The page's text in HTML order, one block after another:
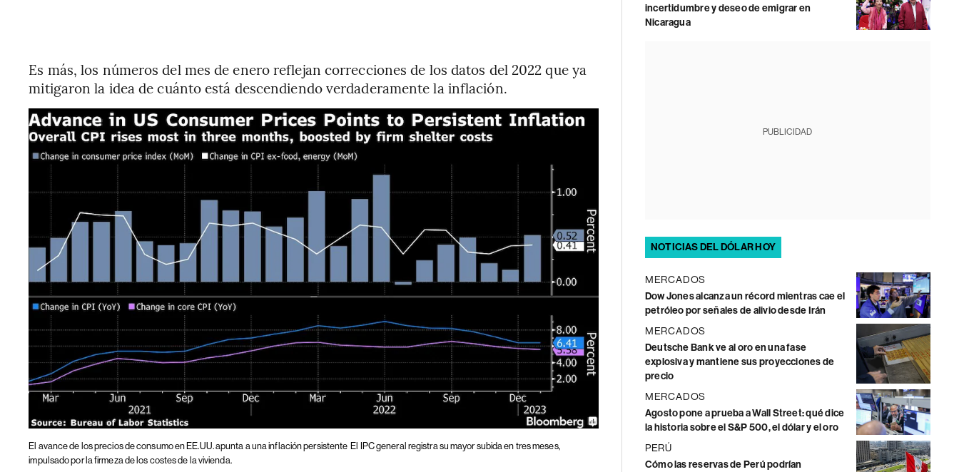
Es más, los números del mes de enero reflejan correcciones de los datos del 2022 que ya
mitigaron la idea de cuánto está descendiendo verdaderamente la inflación.
El avance de los precios de consumo en EE.UU. apunta a una inflación persistente El IPC general registra su mayor subida en tres meses,
impulsado por la firmeza de los costes de la vivienda.
incertidumbre y deseo de emigrar en
Nicaragua
PUBLICIDAD
NOTICIAS DEL DÓLAR HOY
MERCADOS
Dow Jones alcanza un récord mientras cae el
petróleo por señales de alivio desde Irán
MERCADOS
Deutsche Bank ve al oro en una fase
explosiva y mantiene sus proyecciones de
precio
MERCADOS
Agosto pone a prueba a Wall Street: qué dice
la historia sobre el S&P 500, el dólar y el oro
PERÚ
Cómo las reservas de Perú podrían